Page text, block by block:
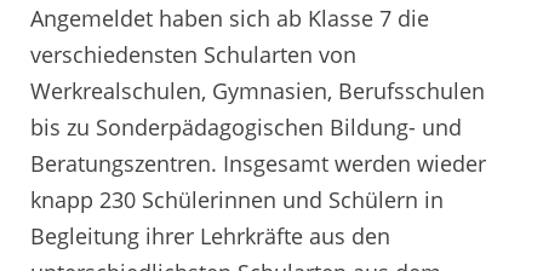
Angemeldet haben sich ab Klasse 7 die
verschiedensten Schularten von
Werkrealschulen, Gymnasien, Berufsschulen
bis zu Sonderpädagogischen Bildung- und
Beratungszentren. Insgesamt werden wieder
knapp 230 Schülerinnen und Schülern in
Begleitung ihrer Lehrkräfte aus den